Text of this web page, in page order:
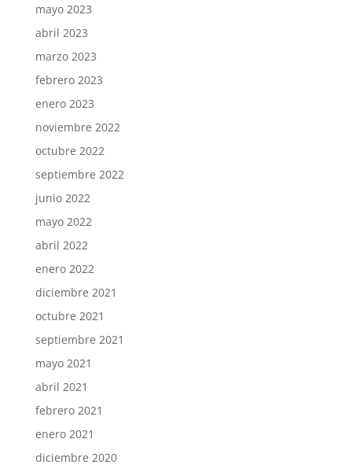
mayo 2023
abril 2023
marzo 2023
febrero 2023
enero 2023
noviembre 2022
octubre 2022
septiembre 2022
junio 2022
mayo 2022
abril 2022
enero 2022
diciembre 2021
octubre 2021
septiembre 2021
mayo 2021
abril 2021
febrero 2021
enero 2021
diciembre 2020